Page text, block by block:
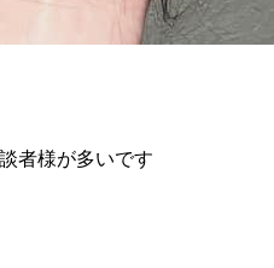
者様が多いです